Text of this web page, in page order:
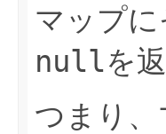
マップ
nullを
つまり